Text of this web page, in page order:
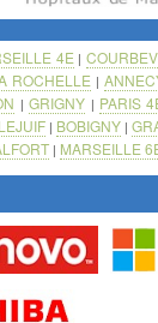
4E|
ROCHELLE |
|GRIGNY | PARIS
| BOBIGNY|
| MARSEILLE